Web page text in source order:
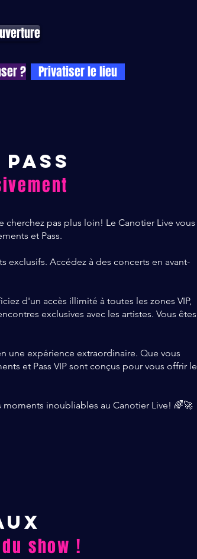
? Privatiser le lieu
cherchez pas plus loin! Le Canotier Live vous
et Pass.
Accédez à des concerts en avant-
d'un accès illimité à toutes les zones VIP,
exclusives avec les artistes. Vous êtes
une expérience extraordinaire. Que vous
et Pass VIP sont conçus pour vous offrir le
inoubliables au Canotier Live! 🌈🚀
show !